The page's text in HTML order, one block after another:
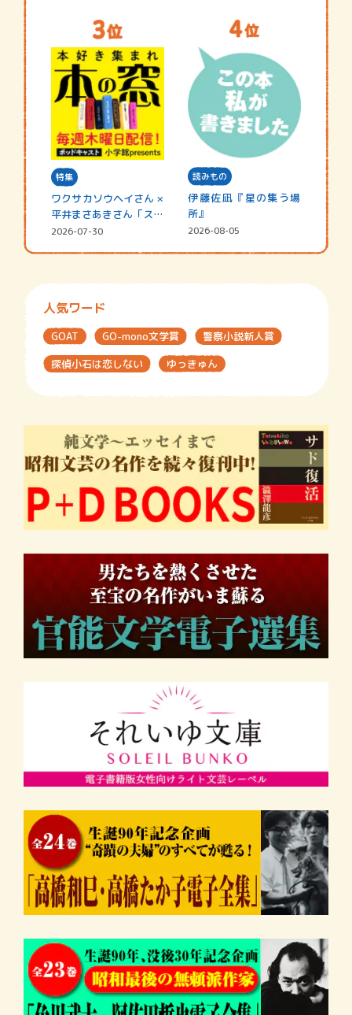
特集
ワクサカソウヘイさん ×
平井まさあきさん「スペ
シャ…
2026-07-30
読みもの
伊藤佐凪『星の集う場
所』
2026-08-05
人気ワード
GOAT GO-mono文学賞
警察小説新人賞
探偵小石は恋しない
ゆっきゅん